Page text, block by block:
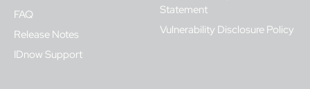
FAQ
Release Notes
IDnow Support
Statement
Vulnerability Disclosure Policy